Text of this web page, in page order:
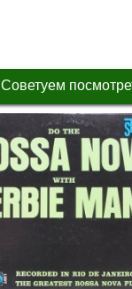
Советуем